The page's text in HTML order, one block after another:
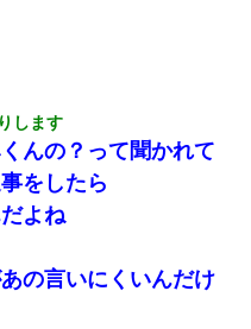
のに、見て見ぬふりの親を
妹が弟の子を妊娠したらし
連絡がきた…｜生活｜ワロ
に離婚したんだけど、一昨
た。
します
んの？って聞かれて
をしたら
よね
の言いにくいんだけ